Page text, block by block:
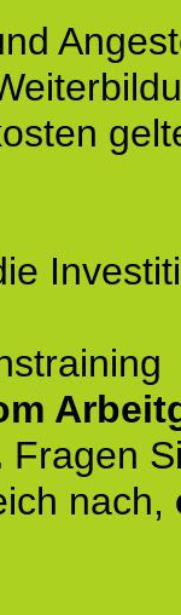
Fragen
nach,